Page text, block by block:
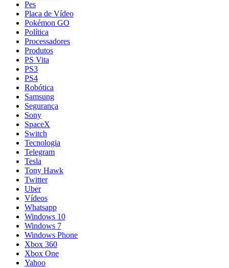
Pes
Placa de Vídeo
Pokémon GO
Política
Processadores
Produtos
PS Vita
PS3
PS4
Robótica
Samsung
Segurança
Sony
SpaceX
Switch
Tecnologia
Telegram
Tesla
Tony Hawk
Twitter
Uber
Vídeos
Whatsapp
Windows 10
Windows 7
Windows Phone
Xbox 360
Xbox One
Yahoo